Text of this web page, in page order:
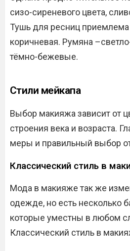
сизо-сиреневого цвета,
Тушь для ресниц приемлема
коричневая. Румяна
тёмно-бежевые.
Стили мейкапа
Выбор макияжа зависит от
строения века и возраста.
меры и правильный выбор
Классический стиль в
Мода в макияже так же
одежде, но есть несколько
которые уместны в любом
Классический стиль в